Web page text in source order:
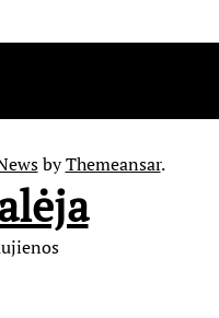
byThemeansar.